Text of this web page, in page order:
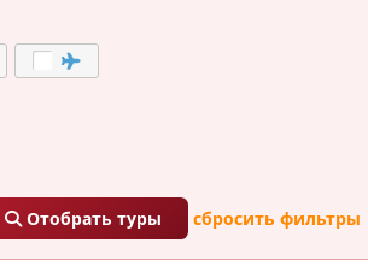
Отобрать туры сбросить фильтры